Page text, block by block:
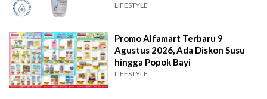
LIFESTYLE
Promo Alfamart Terbaru 9
Agustus 2026, Ada Diskon Susu
hingga Popok Bayi
LIFESTYLE